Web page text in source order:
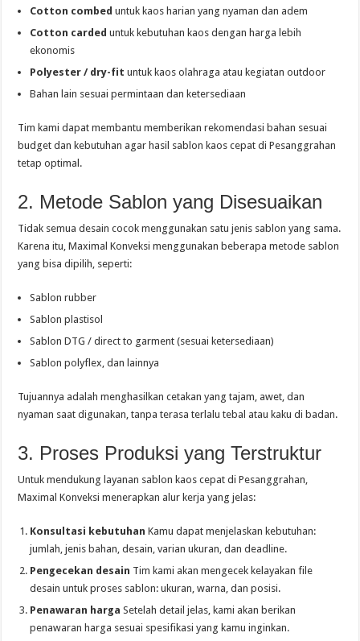
Cotton combed untuk kaos harian yang nyaman dan adem
Cotton carded untuk kebutuhan kaos dengan harga lebih
ekonomis
Polyester / dry-fit untuk kaos olahraga atau kegiatan outdoor
Bahan lain sesuai permintaan dan ketersediaan
Tim kami dapat membantu memberikan rekomendasi bahan sesuai
budget dan kebutuhan agar hasil sablon kaos cepat di Pesanggrahan
tetap optimal.
2. Metode Sablon yang Disesuaikan
Tidak semua desain cocok menggunakan satu jenis sablon yang sama.
Karena itu, Maximal Konveksi menggunakan beberapa metode sablon
yang bisa dipilih, seperti:
Sablon rubber
Sablon plastisol
Sablon DTG / direct to garment (sesuai ketersediaan)
Sablon polyflex, dan lainnya
Tujuannya adalah menghasilkan cetakan yang tajam, awet, dan
nyaman saat digunakan, tanpa terasa terlalu tebal atau kaku di badan.
3. Proses Produksi yang Terstruktur
Untuk mendukung layanan sablon kaos cepat di Pesanggrahan,
Maximal Konveksi menerapkan alur kerja yang jelas:
Konsultasi kebutuhan Kamu dapat menjelaskan kebutuhan:
jumlah, jenis bahan, desain, varian ukuran, dan deadline.
Pengecekan desain Tim kami akan mengecek kelayakan file
desain untuk proses sablon: ukuran, warna, dan posisi.
Penawaran harga Setelah detail jelas, kami akan berikan
penawaran harga sesuai spesifikasi yang kamu inginkan.